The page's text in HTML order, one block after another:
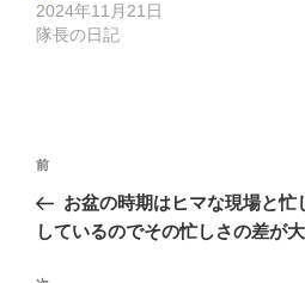
2024年11月21日
隊長の日記
投
ナ
前
の
投
前
お盆の時期はヒマな現場と忙
しているのでその忙しさの差が